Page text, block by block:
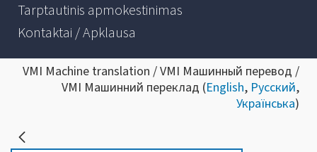
Tarptautinis apmokestinimas
Kontaktai / Apklausa
VMI Machine translation / VMI Машинный перевод /
VMI Машинний переклад (English, Русский,
Українська)